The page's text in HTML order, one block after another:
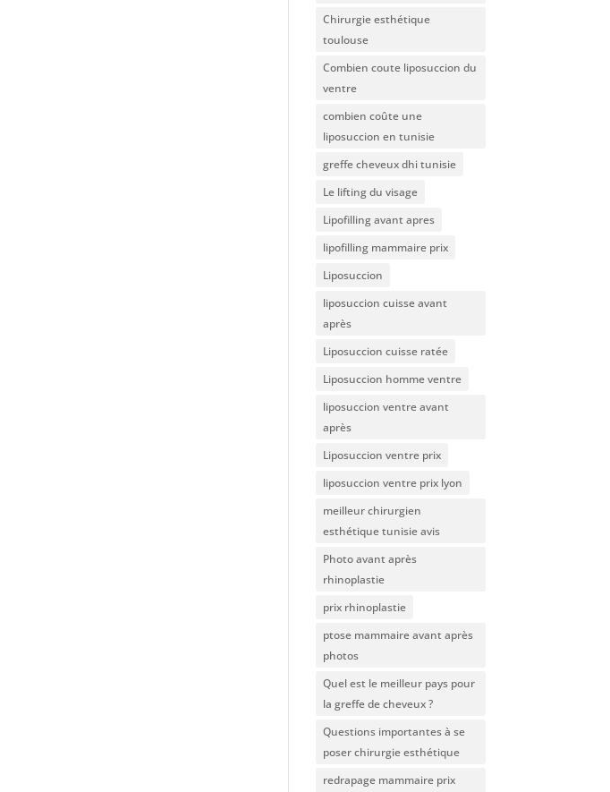
Chirurgie esthétique
toulouse
Combien coute liposuccion du
ventre​
combien coûte une
liposuccion en tunisie
greffe cheveux dhi tunisie
Le lifting du visage
Lipofilling avant apres
lipofilling mammaire prix
Liposuccion
liposuccion cuisse avant
après
Liposuccion cuisse ratée
Liposuccion homme ventre
liposuccion ventre avant
après
Liposuccion ventre prix
liposuccion ventre prix lyon
meilleur chirurgien
esthétique tunisie avis
Photo avant après
rhinoplastie
prix rhinoplastie
ptose mammaire avant après
photos
Quel est le meilleur pays pour
la greffe de cheveux ?
Questions importantes à se
poser chirurgie esthétique
redrapage mammaire prix